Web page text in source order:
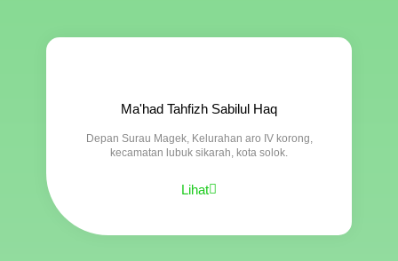
Ma'had Tahfizh Sabilul Haq
Depan Surau Magek, Kelurahan aro IV korong,
kecamatan lubuk sikarah, kota solok.
Lihat